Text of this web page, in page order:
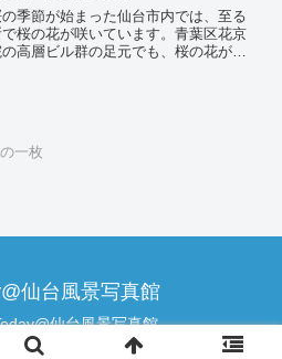
季節が始まった仙台市内では、至る
で桜の花が咲いています。青葉区花京
の高層ビル群の足元でも、桜の花が咲
一枚
仙台風景写真館
仙台風景写真館.